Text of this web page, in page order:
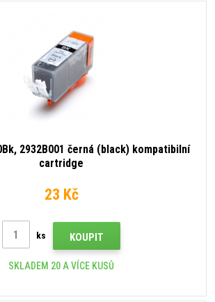
2932B001 černá (black) kompatibilní
cartridge
23 Kč
ks KOUPIT
SKLADEM 20 A VÍCE KUSŮ